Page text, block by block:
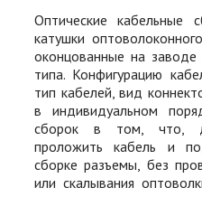
Оптические
катушки
оконцованные на заводе
типа. Конфигурацию
тип кабелей, вид
в индивидуальном
сборок в том, что,
проложить кабель и
сборке разъемы, без
или скалывания